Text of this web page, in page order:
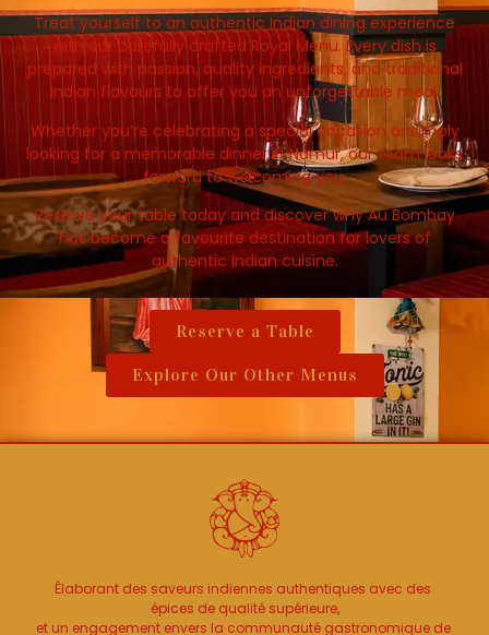
Treat yourself to an authentic Indian dining experience
with our carefully crafted Royal Menu. Every dish is
prepared with passion, quality ingredients, and traditional
Indian flavours to offer you an unforgettable meal.
Whether you’re celebrating a special occasion or simply
looking for a memorable dinner in Namur, our team looks
forward to welcoming you.
Reserve your table today and discover why Au Bombay
has become a favourite destination for lovers of
authentic Indian cuisine.
Reserve a Table
Explore Our Other Menus
Élaborant des saveurs indiennes authentiques avec des
épices de qualité supérieure,
et un engagement envers la communauté gastronomique de